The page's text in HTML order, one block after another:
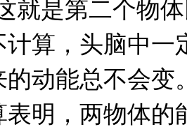
就是第二个物
计算，头脑中一
的动能总不会变
表明，两物体的